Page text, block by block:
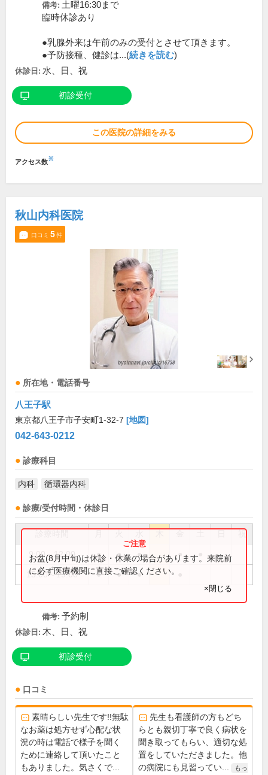
備考: 土曜16:30まで
臨時休診あり
●乳腺外来は午前のみの受付とさせて頂きます。
●予防接種、健診は...(続きを読む)
休診日: 水、日、祝
初診受付
この医院の詳細をみる
アクセス数※
秋山内科医院
口コミ 5件
所在地・電話番号
八王子駅
東京都八王子市子安町1-32-7 [地図]
042-643-0212
診療科目
内科 循環器内科
診療/受付時間・休診日
祝
9:00～12:00 ● ● ● ●
15:00～19:00 ● ● ●
お盆(8月中旬)は休診・休業の場合があります。来院前
に必ず医療機関に直接ご確認ください。
×閉じる
備考: 予約制
休診日: 木、日、祝
初診受付
口コミ
素晴らしい先生です!!無駄
なお薬は処方せず心配な状
況の時は電話で様子を聞く
ために連絡して頂いたこと
もありました。気さくで...
先生も看護師の方もどち
らとも親切丁寧で良く病状を
聞き取ってもらい、適切な処
置をしていただきました。他
の病院にも見習ってい...
もっ